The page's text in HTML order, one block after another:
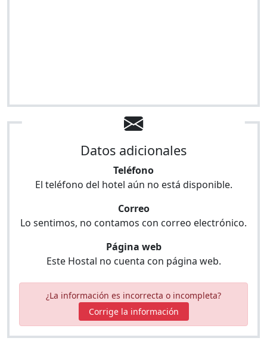
Datos adicionales
Teléfono
El teléfono del hotel aún no está disponible.
Correo
Lo sentimos, no contamos con correo electrónico.
Página web
Este Hostal no cuenta con página web.
¿La información es incorrecta o incompleta?
Corrige la información